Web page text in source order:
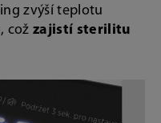
zvýší teplotu
což zajistí sterilitu